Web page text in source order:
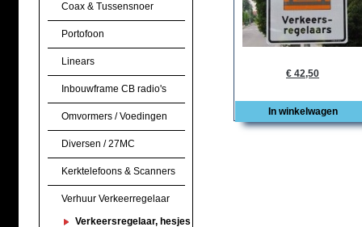
Coax & Tussensnoer
Portofoon
Linears
Inbouwframe CB radio's
Omvormers / Voedingen
Diversen / 27MC
Kerktelefoons & Scanners
Verhuur Verkeerregelaar
Verkeersregelaar, hesjes
€ 42,50
In winkelwagen